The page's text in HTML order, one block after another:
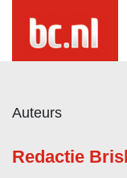
Auteurs
Redactie